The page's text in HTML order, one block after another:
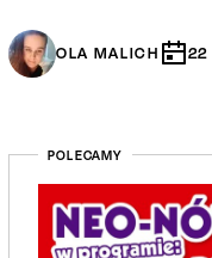
OLA MALICH 22
POLECAMY